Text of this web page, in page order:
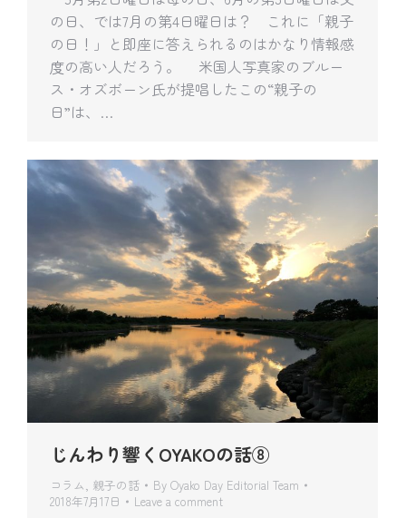
の日、では7月の第4日曜日は？ これに「親子
の日！」と即座に答えられるのはかなり情報感
度の高い人だろう。 米国人写真家のブルー
ス・オズボーン氏が提唱したこの“親子の
日”は、…
じんわり響くOYAKOの話⑧
コラム, 親子の話 By Oyako Day Editorial Team
2018年7月17日
Leave a comment